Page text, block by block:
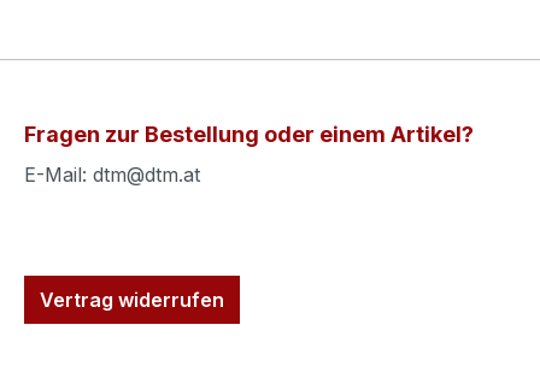
Fragen zur Bestellung oder einem Artikel?
E-Mail: dtm@dtm.at
Vertrag widerrufen